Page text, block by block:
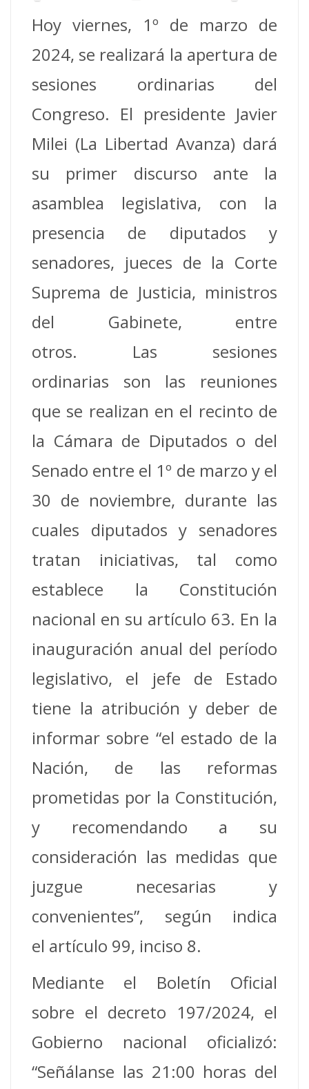
Hoy viernes, 1º de marzo de
2024, se realizará la apertura de
sesiones ordinarias del
Congreso. El presidente Javier
Milei (La Libertad Avanza) dará
su primer discurso ante la
asamblea legislativa, con la
presencia de diputados y
senadores, jueces de la Corte
Suprema de Justicia, ministros
del Gabinete, entre
otros. Las sesiones
ordinarias son las reuniones
que se realizan en el recinto de
la Cámara de Diputados o del
Senado entre el 1º de marzo y el
30 de noviembre, durante las
cuales diputados y senadores
tratan iniciativas, tal como
establece la Constitución
nacional en su artículo 63. En la
inauguración anual del período
legislativo, el jefe de Estado
tiene la atribución y deber de
informar sobre “el estado de la
Nación, de las reformas
prometidas por la Constitución,
y recomendando a su
consideración las medidas que
juzgue necesarias y
convenientes”, según indica
el artículo 99, inciso 8.
Mediante el Boletín Oficial
sobre el decreto 197/2024, el
Gobierno nacional oficializó:
“Señálanse las 21:00 horas del